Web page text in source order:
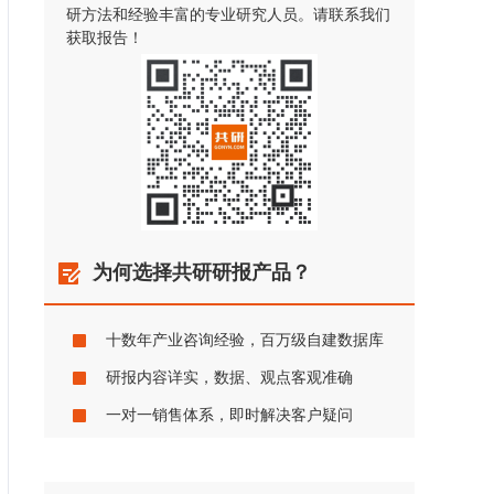
研方法和经验丰富的专业研究人员。请联系我们
获取报告！
为何选择共研研报产品？
十数年产业咨询经验，百万级自建数据库
研报内容详实，数据、观点客观准确
一对一销售体系，即时解决客户疑问